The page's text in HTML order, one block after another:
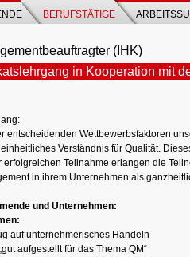
BERUFSTÄTIGE
(IHK)
in Kooperation mit
entscheidenden Wettbewerbsfaktoren
Verständnis für Qualität.
erfolgreichen Teilnahme erlangen die
in ihrem Unternehmen als
und Unternehmen:
auf unternehmerisches Handeln
aufgestellt für das Thema QM“